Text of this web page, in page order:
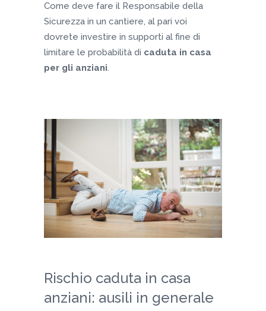
Come deve fare il Responsabile della
Sicurezza in un cantiere, al pari voi
dovrete investire in supporti al fine di
limitare le probabilità di caduta in casa
per gli anziani.
Rischio caduta in casa
anziani: ausili in generale